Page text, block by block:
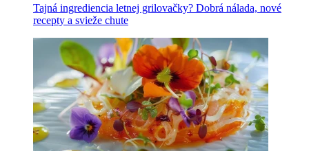
Tajná ingrediencia letnej grilovačky? Dobrá nálada, nové
recepty a svieže chute